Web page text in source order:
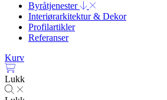
Byråtjenester
Interiørarkitektur & Dekor
Profilartikler
Referanser
Kurv
Lukk